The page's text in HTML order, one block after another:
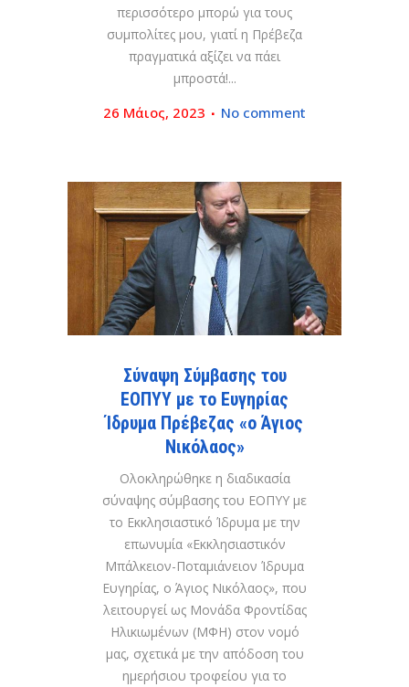
περισσότερο μπορώ για τους
συμπολίτες μου, γιατί η Πρέβεζα
πραγματικά αξίζει να πάει
μπροστά!...
26 Μάιος, 2023 No comment
Σύναψη Σύμβασης του
ΕΟΠΥΥ με το Ευγηρίας
Ίδρυμα Πρέβεζας «ο Άγιος
Νικόλαος»
Ολοκληρώθηκε η διαδικασία
σύναψης σύμβασης του ΕΟΠΥΥ με
το Εκκλησιαστικό Ίδρυμα με την
επωνυμία «Εκκλησιαστικόν
Μπάλκειον-Ποταμιάνειον Ίδρυμα
Ευγηρίας, ο Άγιος Νικόλαος», που
λειτουργεί ως Μονάδα Φροντίδας
Ηλικιωμένων (ΜΦΗ) στον νομό
μας, σχετικά με την απόδοση του
ημερήσιου τροφείου για το